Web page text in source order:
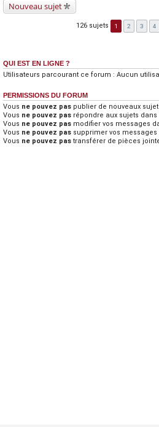
Nouveau sujet
126 sujets 1 2 3 4
QUI EST EN LIGNE ?
Utilisateurs parcourant ce forum : Aucun
PERMISSIONS DU FORUM
Vous ne pouvez pas publier de nouveaux
Vous ne pouvez pas répondre aux sujets
Vous ne pouvez pas modifier vos messages
Vous ne pouvez pas supprimer vos
Vous ne pouvez pas transférer de pièces